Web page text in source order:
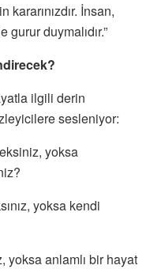
kararınızdır. İnsan,
duymalıdır.”
ilgili derin
sesleniyor:
yoksa
yoksa kendi
yoksa anlamlı bir hayat